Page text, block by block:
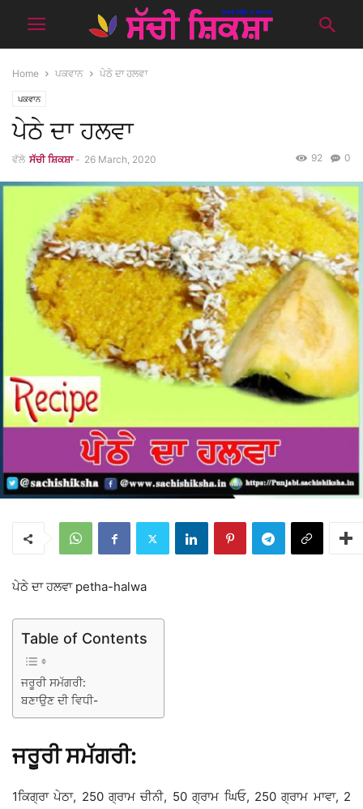
Home ਪਕਵਾਨ ਪੇਠੇ ਦਾ ਹਲਵਾ
ਪਕਵਾਨ
ਪੇਠੇ ਦਾ ਹਲਵਾ
ਵੱਲੋ ਸੱਚੀ ਸ਼ਿਕਸ਼ਾ - 26 March, 2020 0
92
ਪੇਠੇ ਦਾ ਹਲਵਾ petha-halwa
Table of Contents
ਜਰੂਰੀ ਸਮੱਗਰੀ:
ਬਣਾਉਣ ਦੀ ਵਿਧੀ-
ਜਰੂਰੀ ਸਮੱਗਰੀ:
1ਕਿਗ੍ਰਾ ਪੇਠਾ, 250 ਗ੍ਰਾਮ ਚੀਨੀ, 50 ਗ੍ਰਾਮ ਘਿਓ, 250 ਗ੍ਰਾਮ ਮਾਵਾ, 2